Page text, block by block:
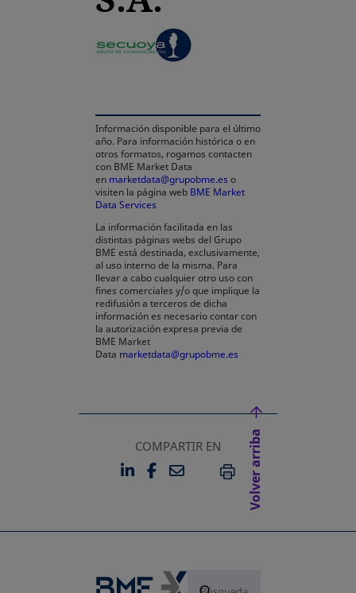
Información disponible para el último
año. Para información histórica o en
otros formatos, rogamos contacten
con BME Market Data
en marketdata@grupobme.es o
visiten la página web BME Market
Data Services
La información facilitada en las
distintas páginas webs del Grupo
BME está destinada, exclusivamente,
al uso interno de la misma. Para
llevar a cabo cualquier otro uso con
fines comerciales y/o que implique la
redifusión a terceros de dicha
información es necesario contar con
la autorización expresa previa de
BME Market
Data marketdata@grupobme.es
COMPARTIR EN
LINKEDIN
SE ABRE EN UNA PESTAÑA
FACEBOOK
SE ABRE EN UNA
EMAILIMPRIMIR
Volver arriba